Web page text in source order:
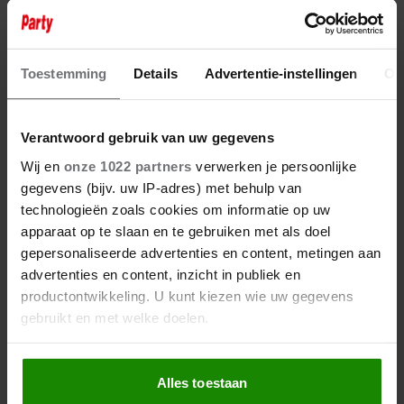
Toestemming Details Advertentie-instellingen
Verantwoord gebruik van uw gegevens
Wij en onze 1022 partners verwerken je persoonlijke
gegevens (bijv. uw IP-adres) met behulp van
technologieën zoals cookies om informatie op uw
apparaat op te slaan en te gebruiken met als doel
gepersonaliseerde advertenties en content, metingen aan
advertenties en content, inzicht in publiek en
productontwikkeling. U kunt kiezen wie uw gegevens
gebruikt en met welke doelen.
Als u het toestaat, willen we ook graag:
Informatie verzamelen over uw geografische
Alles toestaan
ROBERT LEROY IS EINDELIJK
HAPPY: ‘IK VOND HET VRESELIJK
OM ALLEEN TE ZIJN’